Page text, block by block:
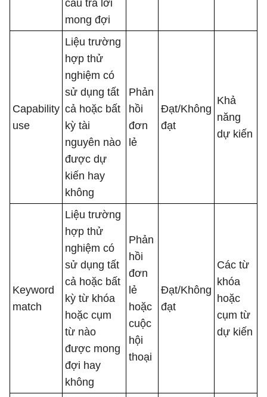
câu trả lời
mong đợi
Capability
use
Liệu trường
hợp thử
nghiệm có
sử dụng tất
cả hoặc bất
kỳ tài
nguyên nào
được dự
kiến ​​hay
không
Phản
hồi
đơn
lẻ
Đạt/Không
đạt
Khả
năng
dự kiến
Keyword
match
Liệu trường
hợp thử
nghiệm có
sử dụng tất
cả hoặc bất
kỳ từ khóa
hoặc cụm
từ nào
được mong
đợi hay
không
Phản
hồi
đơn
lẻ
hoặc
cuộc
hội
thoại
Đạt/Không
đạt
Các từ
khóa
hoặc
cụm từ
dự kiến